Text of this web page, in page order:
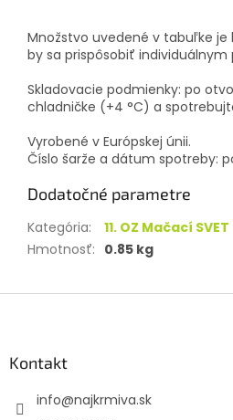
Množstvo uvedené v tabuľke
by sa prispôsobiť
Skladovacie podmienky: po
chladničke (+4 °C) a
Vyrobené v Európskej únii.
Číslo šarže a dátum spotreby:
Dodatočné parametre
Kategória:
11. OZ Mačací SVET
Hmotnosť: 0.85 kg
Kontakt
info@najkrmiva.sk